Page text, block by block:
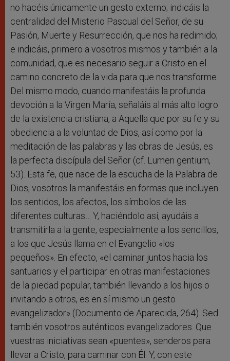
no hacéis únicamente un gesto externo; indicáis la
centralidad del Misterio Pascual del Señor, de su
Pasión, Muerte y Resurrección, que nos ha redimido;
e indicáis, primero a vosotros mismos y también a la
comunidad, que es necesario seguir a Cristo en el
camino concreto de la vida para que nos transforme.
Del mismo modo, cuando manifestáis la profunda
devoción a la Virgen María, señaláis al más alto logro
de la existencia cristiana, a Aquella que por su fe y su
obediencia a la voluntad de Dios, así como por la
meditación de las palabras y las obras de Jesús, es
la perfecta discípula del Señor (cf. Lumen gentium,
53). Esta fe, que nace de la escucha de la Palabra de
Dios, vosotros la manifestáis en formas que incluyen
los sentidos, los afectos, los símbolos de las
diferentes culturas… Y, haciéndolo así, ayudáis a
transmitirla a la gente, especialmente a los sencillos,
a los que Jesús llama en el Evangelio «los
pequeños». En efecto, «el caminar juntos hacia los
santuarios y el participar en otras manifestaciones
de la piedad popular, también llevando a los hijos o
invitando a otros, es en sí mismo un gesto
evangelizador» (Documento de Aparecida, 264). Sed
también vosotros auténticos evangelizadores. Que
vuestras iniciativas sean «puentes», senderos para
llevar a Cristo, para caminar con Él. Y, con este